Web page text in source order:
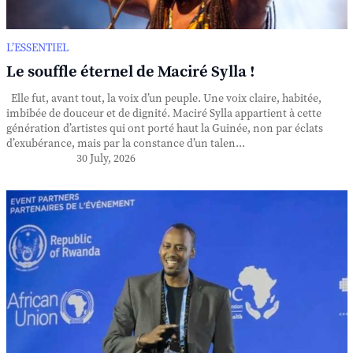
L’ESSENTIEL
Le souffle éternel de Maciré Sylla !
Elle fut, avant tout, la voix d’un peuple. Une voix claire, habitée,
imbibée de douceur et de dignité. Maciré Sylla appartient à cette
génération d’artistes qui ont porté haut la Guinée, non par éclats
d’exubérance, mais par la constance d’un talen...
30 July, 2026